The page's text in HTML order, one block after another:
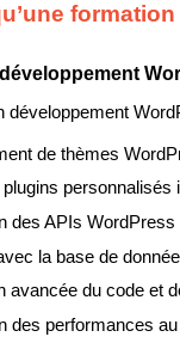
développement
de thèmes
des APIs
la base de
avancée du code et
des performances